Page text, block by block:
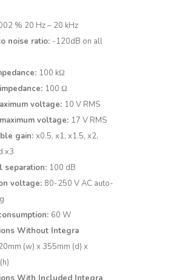
% 20 Hz – 20 kHz
noise ratio: -120dB on all
100 kΩ
100 Ω
voltage: 10 V RMS
voltage: 17 V RMS
gain: x0.5, x1, x1.5, x2,
x3
separation: 100 dB
voltage: 80-250 V AC auto-
60 W
Without Integra
(w) x 355mm (d) x